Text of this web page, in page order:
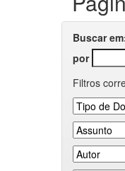
Buscar
por
Filtros